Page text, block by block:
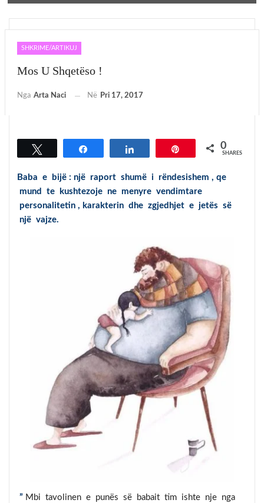
SHKRIME/ARTIKUJ
Mos U Shqetëso !
Nga Arta Naci Në Pri 17, 2017
0
SHARES
Baba e bijë : një raport shumë i rëndesishem , qe
mund te kushtezoje ne menyre vendimtare
personalitetin , karakterin dhe zgjedhjet e jetës së
një vajze.
” Mbi tavolinen e punës së babait tim ishte nje nga